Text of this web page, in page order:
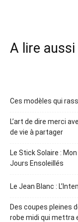
A lire aussi
Ces modèles qui
L’art de dire merci
de vie à partager
Le Stick Solaire :
Jours Ensoleillés
Le Jean Blanc :
Des coupes pleines
robe midi qui mettra